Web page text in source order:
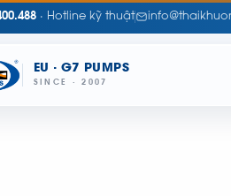
· Hotline kỹ thuật
EU · G7 PUMPS
SINCE · 2007